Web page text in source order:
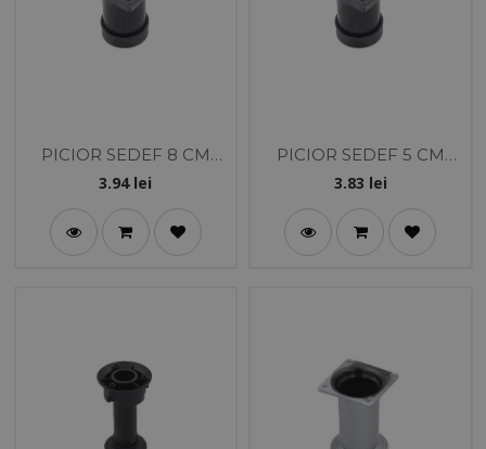
PICIOR SEDEF 8 CM
NEGRU
3.94lei
PICIOR SEDEF 5 CM
NEGRU
3.83 lei